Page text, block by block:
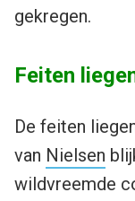
gekregen.
Feiten
De feiten
van Nielsen
wildvreemde